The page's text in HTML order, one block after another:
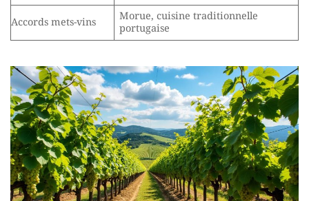
Accords mets-vins
Morue, cuisine traditionnelle
portugaise